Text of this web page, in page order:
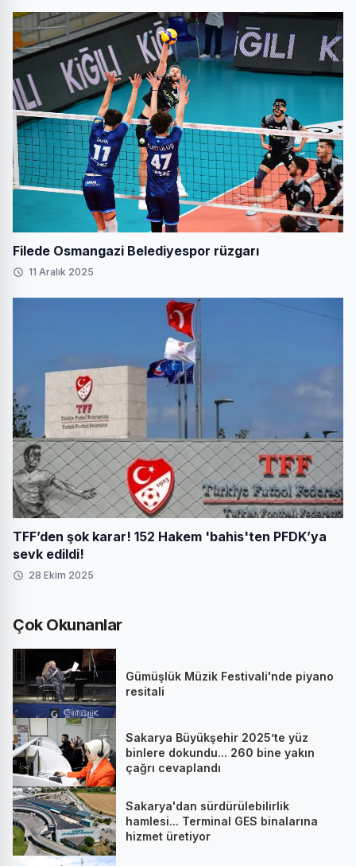
Filede Osmangazi Belediyespor rüzgarı
11 Aralık 2025
TFF’den şok karar! 152 Hakem 'bahis'ten PFDK’ya
sevk edildi!
28 Ekim 2025
Çok Okunanlar
Gümüşlük Müzik Festivali'nde piyano
resitali
Sakarya Büyükşehir 2025’te yüz
binlere dokundu... 260 bine yakın
çağrı cevaplandı
Sakarya'dan sürdürülebilirlik
hamlesi... Terminal GES binalarına
hizmet üretiyor